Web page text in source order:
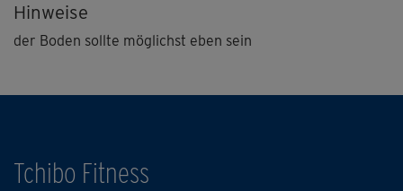
Hinweise
der Boden sollte möglichst eben sein
Tchibo Fitness